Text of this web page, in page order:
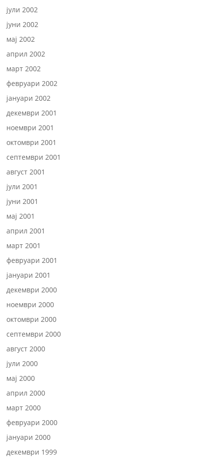
јули 2002
јуни 2002
мај 2002
април 2002
март 2002
февруари 2002
јануари 2002
декември 2001
ноември 2001
октомври 2001
септември 2001
август 2001
јули 2001
јуни 2001
мај 2001
април 2001
март 2001
февруари 2001
јануари 2001
декември 2000
ноември 2000
октомври 2000
септември 2000
август 2000
јули 2000
мај 2000
април 2000
март 2000
февруари 2000
јануари 2000
декември 1999